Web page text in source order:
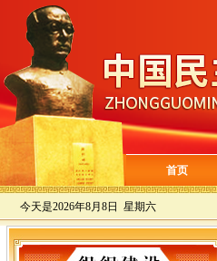
首页
今天是2026年8月8日 星期六